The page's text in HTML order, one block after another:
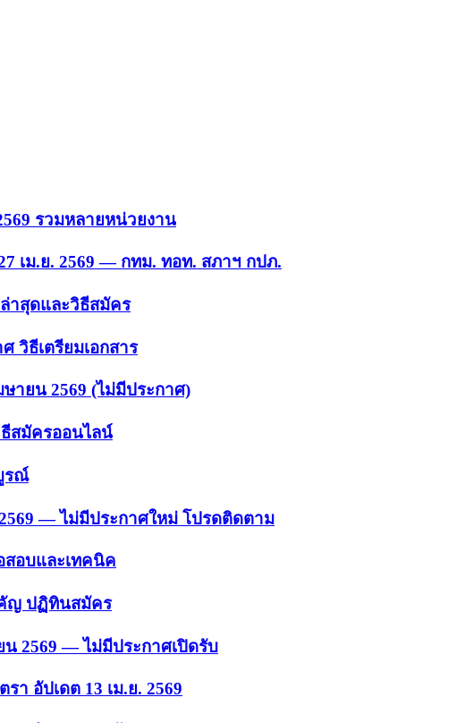
รวมหลายหน่วยงาน
เม.ย. 2569 — กทม. ทอท. สภาฯ กปภ.
าสุดและวิธีสมัคร
วิธีเตรียมเอกสาร
ายน 2569 (ไม่มีประกาศ)
สมัครออนไลน์
รณ์
— ไม่มีประกาศใหม่ โปรดติดตาม
สอบและเทคนิค
คัญ ปฏิทินสมัคร
น 2569 — ไม่มีประกาศเปิดรับ
า อัปเดต 13 เม.ย. 2569